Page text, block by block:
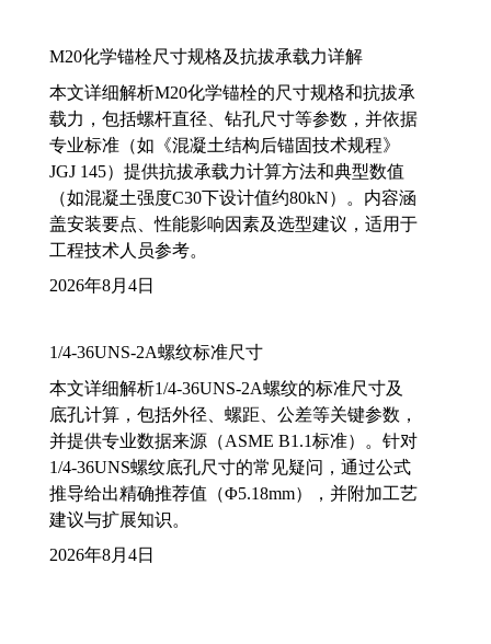
M20化学锚栓尺寸规格及抗拔承载力详解
本文详细解析M20化学锚栓的尺寸规格和抗拔承
载力，包括螺杆直径、钻孔尺寸等参数，并依据
专业标准（如《混凝土结构后锚固技术规程》
JGJ 145）提供抗拔承载力计算方法和典型数值
（如混凝土强度C30下设计值约80kN）。内容涵
盖安装要点、性能影响因素及选型建议，适用于
工程技术人员参考。
2026年8月4日
1/4-36UNS-2A螺纹标准尺寸
本文详细解析1/4-36UNS-2A螺纹的标准尺寸及
底孔计算，包括外径、螺距、公差等关键参数，
并提供专业数据来源（ASME B1.1标准）。针对
1/4-36UNS螺纹底孔尺寸的常见疑问，通过公式
推导给出精确推荐值（Φ5.18mm），并附加工艺
建议与扩展知识。
2026年8月4日